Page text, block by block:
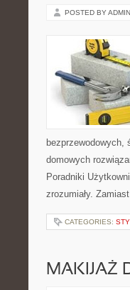
POSTED BY ADMIN
bezprzewodowych,
domowych
Poradniki
zrozumiały.
CATEGORIES:
MAKIJAŻ